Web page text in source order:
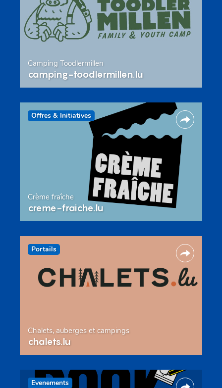
Camping Toodlermillen
camping-toodlermillen.lu
Offres & Initiatives
Crème fraîche
creme-fraiche.lu
Portails
Chalets, auberges et campings
chalets.lu
Evenements